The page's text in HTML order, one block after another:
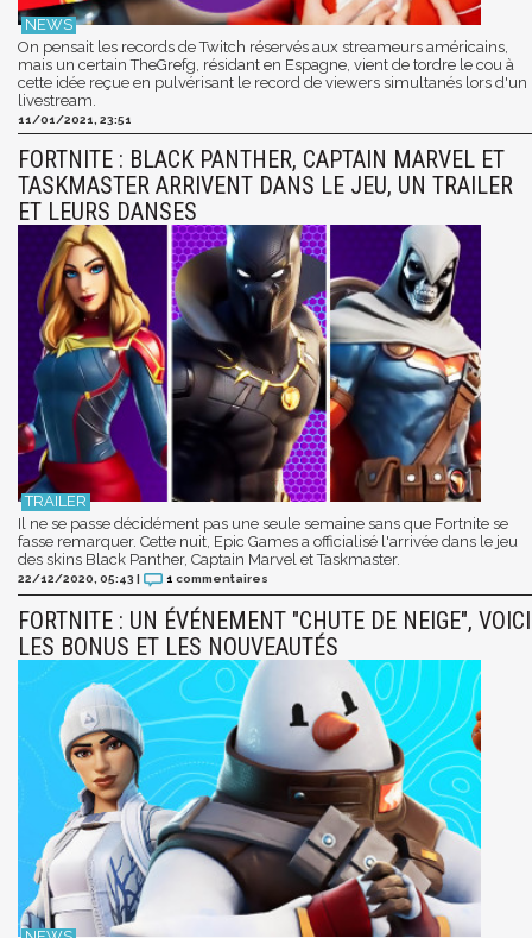
On pensait les records de Twitch réservés aux streameurs américains,
mais un certain TheGrefg, résidant en Espagne, vient de tordre le cou à
cette idée reçue en pulvérisant le record de viewers simultanés lors d'un
livestream.
11/01/2021, 23:51
FORTNITE : BLACK PANTHER, CAPTAIN MARVEL ET
TASKMASTER ARRIVENT DANS LE JEU, UN TRAILER
ET LEURS DANSES
Il ne se passe décidément pas une seule semaine sans que Fortnite se
fasse remarquer. Cette nuit, Epic Games a officialisé l'arrivée dans le jeu
des skins Black Panther, Captain Marvel et Taskmaster.
22/12/2020, 05:43 | 1 commentaires
FORTNITE : UN ÉVÉNEMENT "CHUTE DE NEIGE", VOICI
LES BONUS ET LES NOUVEAUTÉS